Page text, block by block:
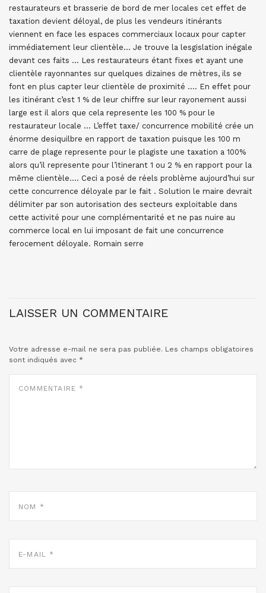
restaurateurs et brasserie de bord de mer locales cet effet de
taxation devient déloyal, de plus les vendeurs itinérants
viennent en face les espaces commerciaux locaux pour capter
immédiatement leur clientèle… Je trouve la lesgislation inégale
devant ces faits … Les restaurateurs étant fixes et ayant une
clientèle rayonnantes sur quelques dizaines de mètres, ils se
font en plus capter leur clientèle de proximité …. En effet pour
les itinérant c’est 1 % de leur chiffre sur leur rayonement aussi
large est il alors que cela represente les 100 % pour le
restaurateur locale … L’effet taxe/ concurrence mobilité crée un
énorme desiquilbre en rapport de taxation puisque les 100 m
carre de plage represente pour le plagiste une taxation a 100%
alors qu’il represente pour l’itinerant 1 ou 2 % en rapport pour la
même clientèle…. Ceci a posé de réels problème aujourd’hui sur
cette concurrence déloyale par le fait . Solution le maire devrait
délimiter par son autorisation des secteurs exploitable dans
cette activité pour une complémentarité et ne pas nuire au
commerce local en lui imposant de fait une concurrence
ferocement déloyale. Romain serre
LAISSER UN COMMENTAIRE
Votre adresse e-mail ne sera pas publiée. Les champs obligatoires
sont indiqués avec *
MAIL